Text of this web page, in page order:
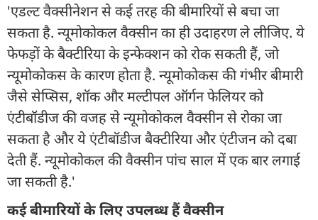
'एडल्ट वैक्सीनेशन से कई तरह की बीमारियों से बचा जा
सकता है. न्यूमोकोकल वैक्सीन का ही उदाहरण ले लीजिए. ये
फेफड़ों के बैक्टीरिया के इन्फेक्शन को रोक सकती हैं, जो
न्यूमोकोकस के कारण होता है. न्यूमोकोकस की गंभीर बीमारी
जैसे सेप्सिस, शॉक और मल्टीपल ऑर्गन फेलियर को
एंटीबॉडीज की वजह से न्यूमोकोकल वैक्सीन से रोका जा
सकता है और ये एंटीबॉडीज बैक्टीरिया और एंटीजन को दबा
देती हैं. न्यूमोकोकल की वैक्सीन पांच साल में एक बार लगाई
जा सकती है.'
कई बीमारियों के लिए उपलब्ध हैं वैक्सीन